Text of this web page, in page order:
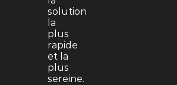
solution
la
plus
rapide
et la
plus
sereine.